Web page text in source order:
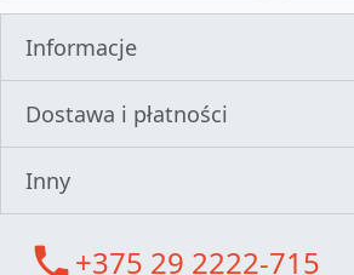
Informacje
Dostawa i płatności
Inny
call+375 29 2222-715